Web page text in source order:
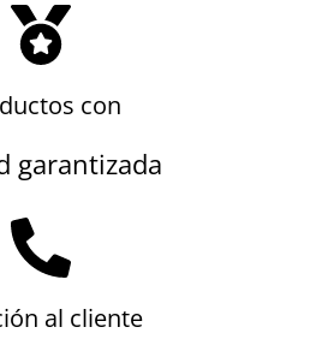
con
garantizada
al cliente